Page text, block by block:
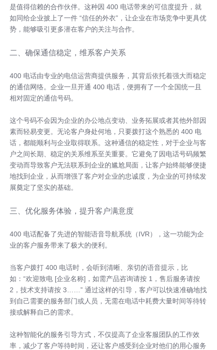
是值得信赖的合作伙伴。这种因 400 电话带来的可信度提升，就
如同给企业披上了一件 “信任的外衣”，让企业在市场竞争中更具优
势，能够吸引更多潜在客户的关注与合作。
二、确保通信稳定，维系客户关系
400 电话由专业的电信运营商提供服务，其背后依托着强大而稳定
的通信网络。企业一旦开通 400 电话，便拥有了一个全国统一且
相对固定的通信号码。
这个号码不会因为企业的办公地点变动、业务拓展或者其他外部因
素而轻易变更。无论客户身处何地，只要拨打这个熟悉的 400 电
话，都能顺利与企业取得联系。这种通信的稳定性，对于企业与客
户之间长期、稳定的关系维系至关重要。它避免了因电话号码频繁
变动而导致客户无法联系到企业的尴尬局面，让客户始终能够便捷
地找到企业，从而增强了客户对企业的忠诚度，为企业的可持续发
展奠定了坚实的基础。
三、优化服务体验，提升客户满意度
400 电话配备了先进的智能语音导航系统（IVR），这一功能为企
业的客户服务带来了极大的便利。
当客户拨打 400 电话时，会听到清晰、亲切的语音提示，比
如：“欢迎致电 [企业名称]，如需产品咨询请按 1，售后服务请按
2，技术支持请按 3……” 通过这样的引导，客户可以快速准确地找
到自己需要的服务部门或人员，无需在电话中耗费大量时间等待转
接或解释自己的需求。
这种智能化的服务引导方式，不仅提高了企业客服团队的工作效
率，减少了客户等待时间，还让客户感受到企业对他们的用心服务